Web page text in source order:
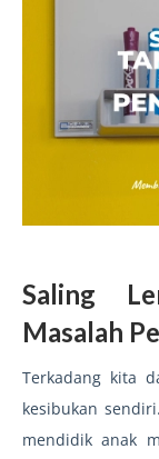
Saling
Masalah
Terkadang kita
kesibukan
mendidik anak